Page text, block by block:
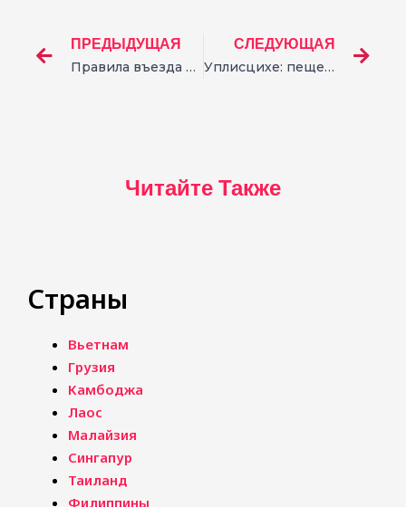
ПРЕДЫДУЩАЯ
Правила въезда в Малайзию для россиян
СЛЕДУЮЩАЯ
Уплисцихе: пещерный город в Грузии
Читайте Также
Страны
Вьетнам
Грузия
Камбоджа
Лаос
Малайзия
Сингапур
Таиланд
Филиппины